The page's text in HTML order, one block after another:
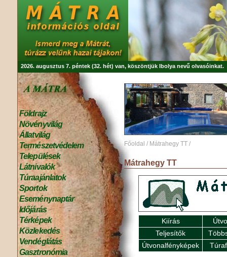
2026. augusztus 7. péntek (32. hét) van, köszöntjük Ibolya nevű olvasóinkat.
Földrajz
Növényvilág
Állatvilág
Természetvédelem
Települések
Látnivalók
Túraajánlatok
Sportok
Eseménynaptár
Időjárás
Térképek
Közlekedés
Vendéglátás
Gasztronómia
Főoldal / Mátrahegy TT /
Mátrahegy TT
Kiírás
Teljesítők
Útvonalfényképek